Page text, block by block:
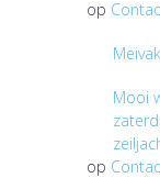
op
Mooi
op